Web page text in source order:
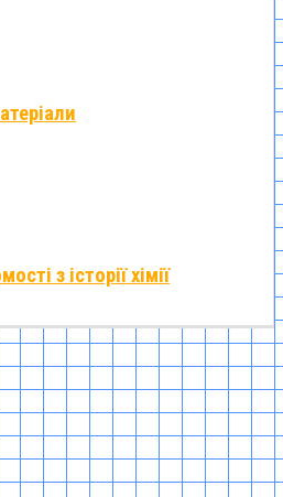
з історії хімії